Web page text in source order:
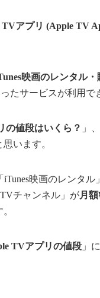
TVアプリ (Apple TV
映画のレンタル
たサービスが利用で
の値段はいくら？ 」
います。
iTunes映画のレンタル
TVチャンネル」が月
TVアプリの値段 」